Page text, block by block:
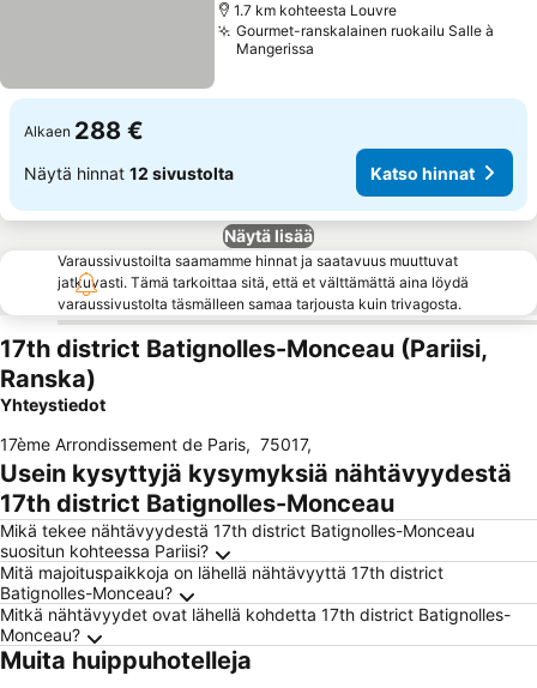
1.7 km kohteesta Louvre
Gourmet-ranskalainen ruokailu Salle à
Mangerissa
Alkaen 288 €
Näytä hinnat 12 sivustolta Katso hinnat
Näytä lisää
Varaussivustoilta saamamme hinnat ja saatavuus muuttuvat
jatkuvasti. Tämä tarkoittaa sitä, että et välttämättä aina löydä
varaussivustolta täsmälleen samaa tarjousta kuin trivagosta.
17th district Batignolles-Monceau (Pariisi,
Ranska)
Yhteystiedot
17ème Arrondissement de Paris, 75017,
Usein kysyttyjä kysymyksiä nähtävyydestä
17th district Batignolles-Monceau
Mikä tekee nähtävyydestä 17th district Batignolles-Monceau
suositun kohteessa Pariisi?
Mitä majoituspaikkoja on lähellä nähtävyyttä 17th district
Batignolles-Monceau?
Mitkä nähtävyydet ovat lähellä kohdetta 17th district Batignolles-
Monceau?
Muita huippuhotelleja